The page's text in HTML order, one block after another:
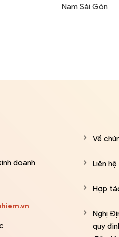
Nam Sài Gòn
doanh
Về
Liên hệ
Hợp
Nghị
quy